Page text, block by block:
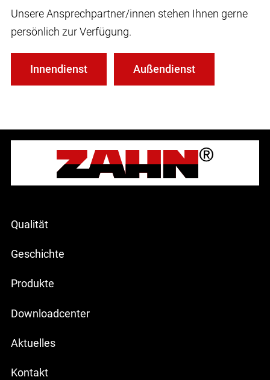
Unsere Ansprechpartner/innen stehen Ihnen gerne
persönlich zur Verfügung.
Innendienst Außendienst
Qualität
Geschichte
Produkte
Downloadcenter
Aktuelles
Kontakt